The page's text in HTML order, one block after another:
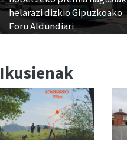
helarazi dizkio Gipuzkoako
Foru Aldundiari
Ikusienak